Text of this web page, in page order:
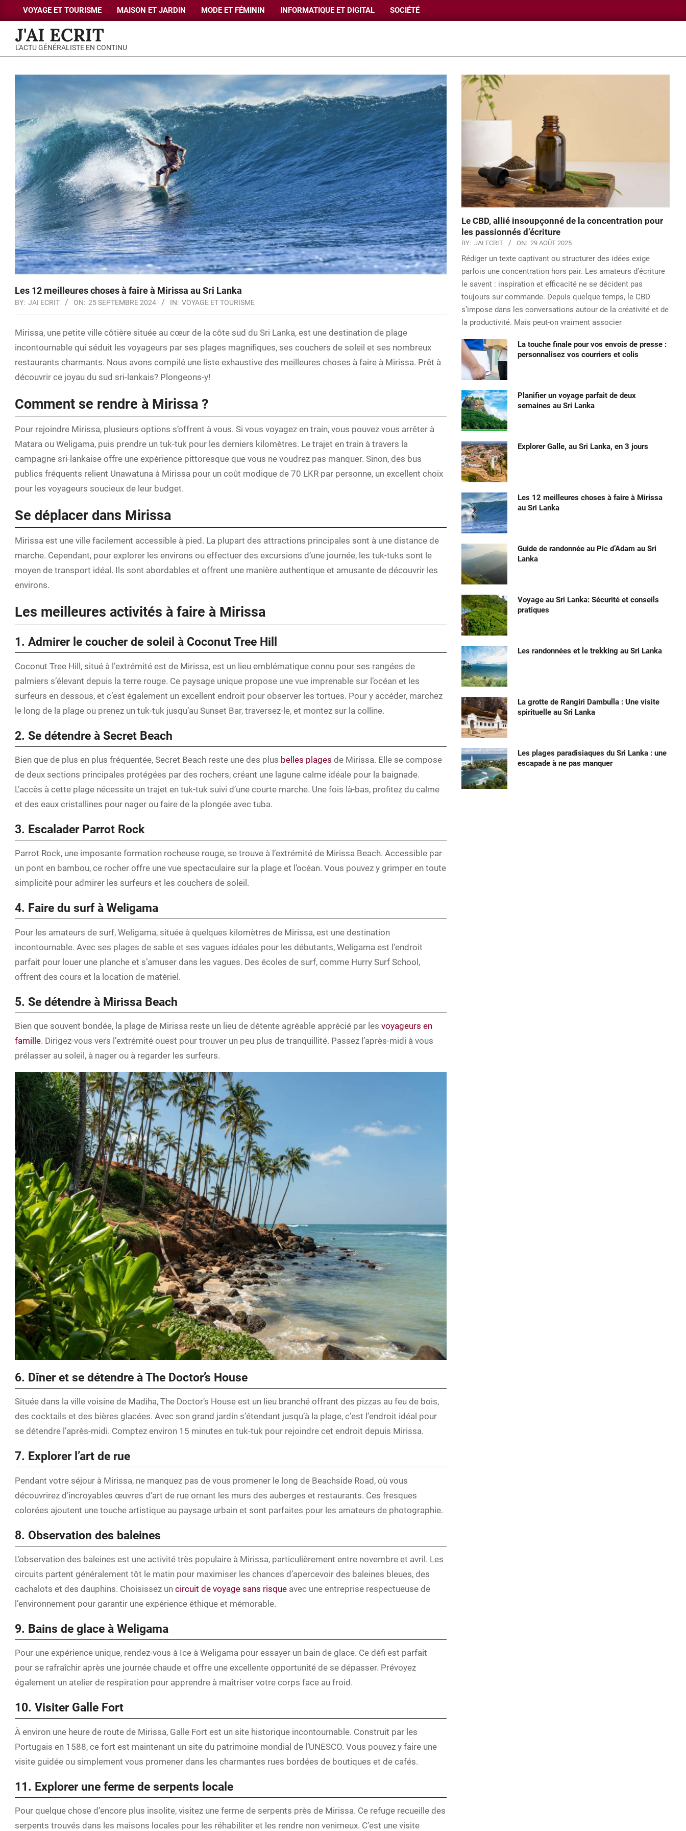
content
Primary
Navigation
Menu
VOYAGE ET TOURISME MAISON ET JARDIN MODE ET FÉMININ INFORMATIQUE ET DIGITAL SOCIÉTÉ
J'AI ECRIT
L'ACTU GÉNÉRALISTE EN CONTINU
Les 12 meilleures choses à faire à Mirissa au Sri Lanka
BY: JAI ECRIT ON: 25 SEPTEMBRE 2024 IN: VOYAGE ET TOURISME
Mirissa, une petite ville côtière située au cœur de la côte sud du Sri Lanka, est une destination de plage
incontournable qui séduit les voyageurs par ses plages magnifiques, ses couchers de soleil et ses nombreux
restaurants charmants. Nous avons compilé une liste exhaustive des meilleures choses à faire à Mirissa. Prêt à
découvrir ce joyau du sud sri-lankais? Plongeons-y!
Comment se rendre à Mirissa ?
Pour rejoindre Mirissa, plusieurs options s’offrent à vous. Si vous voyagez en train, vous pouvez vous arrêter à
Matara ou Weligama, puis prendre un tuk-tuk pour les derniers kilomètres. Le trajet en train à travers la
campagne sri-lankaise offre une expérience pittoresque que vous ne voudrez pas manquer. Sinon, des bus
publics fréquents relient Unawatuna à Mirissa pour un coût modique de 70 LKR par personne, un excellent choix
pour les voyageurs soucieux de leur budget.
Se déplacer dans Mirissa
Mirissa est une ville facilement accessible à pied. La plupart des attractions principales sont à une distance de
marche. Cependant, pour explorer les environs ou effectuer des excursions d’une journée, les tuk-tuks sont le
moyen de transport idéal. Ils sont abordables et offrent une manière authentique et amusante de découvrir les
environs.
Les meilleures activités à faire à Mirissa
1. Admirer le coucher de soleil à Coconut Tree Hill
Coconut Tree Hill, situé à l’extrémité est de Mirissa, est un lieu emblématique connu pour ses rangées de
palmiers s’élevant depuis la terre rouge. Ce paysage unique propose une vue imprenable sur l’océan et les
surfeurs en dessous, et c’est également un excellent endroit pour observer les tortues. Pour y accéder, marchez
le long de la plage ou prenez un tuk-tuk jusqu’au Sunset Bar, traversez-le, et montez sur la colline.
2. Se détendre à Secret Beach
Bien que de plus en plus fréquentée, Secret Beach reste une des plus belles plages de Mirissa. Elle se compose
de deux sections principales protégées par des rochers, créant une lagune calme idéale pour la baignade.
L’accès à cette plage nécessite un trajet en tuk-tuk suivi d’une courte marche. Une fois là-bas, profitez du calme
et des eaux cristallines pour nager ou faire de la plongée avec tuba.
3. Escalader Parrot Rock
Parrot Rock, une imposante formation rocheuse rouge, se trouve à l’extrémité de Mirissa Beach. Accessible par
un pont en bambou, ce rocher offre une vue spectaculaire sur la plage et l’océan. Vous pouvez y grimper en toute
simplicité pour admirer les surfeurs et les couchers de soleil.
4. Faire du surf à Weligama
Pour les amateurs de surf, Weligama, située à quelques kilomètres de Mirissa, est une destination
incontournable. Avec ses plages de sable et ses vagues idéales pour les débutants, Weligama est l’endroit
parfait pour louer une planche et s’amuser dans les vagues. Des écoles de surf, comme Hurry Surf School,
offrent des cours et la location de matériel.
5. Se détendre à Mirissa Beach
Bien que souvent bondée, la plage de Mirissa reste un lieu de détente agréable apprécié par les voyageurs en
famille. Dirigez-vous vers l’extrémité ouest pour trouver un peu plus de tranquillité. Passez l’après-midi à vous
prélasser au soleil, à nager ou à regarder les surfeurs.
6. Dîner et se détendre à The Doctor’s House
Située dans la ville voisine de Madiha, The Doctor’s House est un lieu branché offrant des pizzas au feu de bois,
des cocktails et des bières glacées. Avec son grand jardin s’étendant jusqu’à la plage, c’est l’endroit idéal pour
se détendre l’après-midi. Comptez environ 15 minutes en tuk-tuk pour rejoindre cet endroit depuis Mirissa.
7. Explorer l’art de rue
Pendant votre séjour à Mirissa, ne manquez pas de vous promener le long de Beachside Road, où vous
découvrirez d’incroyables œuvres d’art de rue ornant les murs des auberges et restaurants. Ces fresques
colorées ajoutent une touche artistique au paysage urbain et sont parfaites pour les amateurs de photographie.
8. Observation des baleines
L’observation des baleines est une activité très populaire à Mirissa, particulièrement entre novembre et avril. Les
circuits partent généralement tôt le matin pour maximiser les chances d’apercevoir des baleines bleues, des
cachalots et des dauphins. Choisissez un circuit de voyage sans risque avec une entreprise respectueuse de
l’environnement pour garantir une expérience éthique et mémorable.
9. Bains de glace à Weligama
Pour une expérience unique, rendez-vous à Ice à Weligama pour essayer un bain de glace. Ce défi est parfait
pour se rafraîchir après une journée chaude et offre une excellente opportunité de se dépasser. Prévoyez
également un atelier de respiration pour apprendre à maîtriser votre corps face au froid.
10. Visiter Galle Fort
À environ une heure de route de Mirissa, Galle Fort est un site historique incontournable. Construit par les
Portugais en 1588, ce fort est maintenant un site du patrimoine mondial de l’UNESCO. Vous pouvez y faire une
visite guidée ou simplement vous promener dans les charmantes rues bordées de boutiques et de cafés.
11. Explorer une ferme de serpents locale
Pour quelque chose d’encore plus insolite, visitez une ferme de serpents près de Mirissa. Ce refuge recueille des
serpents trouvés dans les maisons locales pour les réhabiliter et les rendre non venimeux. C’est une visite
Le CBD, allié insoupçonné de la concentration pour
les passionnés d’écriture
BY: JAI ECRIT ON: 29 AOÛT 2025
Rédiger un texte captivant ou structurer des idées exige
parfois une concentration hors pair. Les amateurs d’écriture
le savent : inspiration et efficacité ne se décident pas
toujours sur commande. Depuis quelque temps, le CBD
s’impose dans les conversations autour de la créativité et de
la productivité. Mais peut-on vraiment associer
La touche finale pour vos envois de presse :
personnalisez vos courriers et colis
Planifier un voyage parfait de deux
semaines au Sri Lanka
Explorer Galle, au Sri Lanka, en 3 jours
Les 12 meilleures choses à faire à Mirissa
au Sri Lanka
Guide de randonnée au Pic d’Adam au Sri
Lanka
Voyage au Sri Lanka: Sécurité et conseils
pratiques
Les randonnées et le trekking au Sri Lanka
La grotte de Rangiri Dambulla : Une visite
spirituelle au Sri Lanka
Les plages paradisiaques du Sri Lanka : une
escapade à ne pas manquer